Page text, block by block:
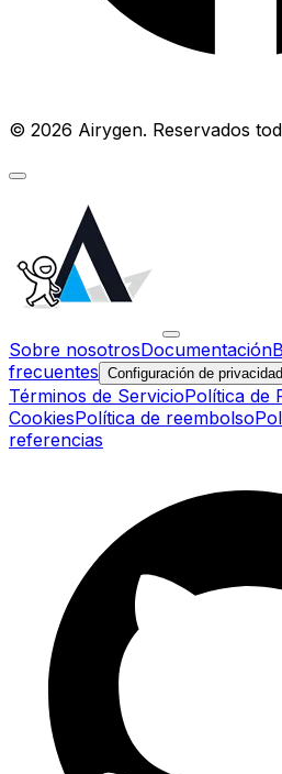
© 2026 Airygen. Reservados
Sobre nosotrosDocumentación
frecuentes Configuración de privacidad
Términos de ServicioPolítica de
CookiesPolítica de reembolso
referencias